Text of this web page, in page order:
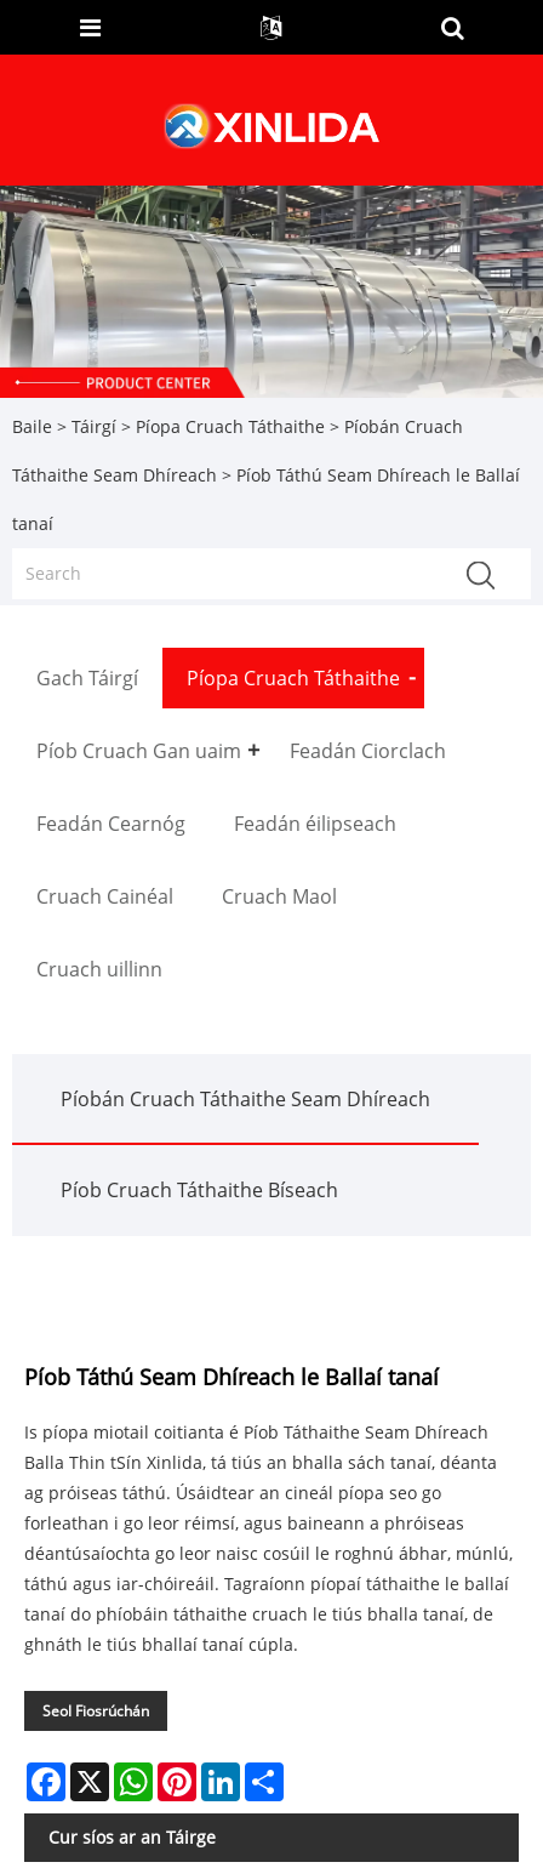
Baile > Táirgí > Píopa Cruach Táthaithe > Píobán Cruach
Táthaithe Seam Dhíreach > Píob Táthú Seam Dhíreach le Ballaí
tanaí
Gach Táirgí Píopa Cruach Táthaithe
Píob Cruach Gan uaim Feadán Ciorclach
Feadán Cearnóg Feadán éilipseach
Cruach Cainéal Cruach Maol
Cruach uillinn
Píobán Cruach Táthaithe Seam Dhíreach
Píob Cruach Táthaithe Bíseach
Píob Táthú Seam Dhíreach le Ballaí tanaí
Is píopa miotail coitianta é Píob Táthaithe Seam Dhíreach
Balla Thin tSín Xinlida, tá tiús an bhalla sách tanaí, déanta
ag próiseas táthú. Úsáidtear an cineál píopa seo go
forleathan i go leor réimsí, agus baineann a phróiseas
déantúsaíochta go leor naisc cosúil le roghnú ábhar, múnlú,
táthú agus iar-chóireáil. Tagraíonn píopaí táthaithe le ballaí
tanaí do phíobáin táthaithe cruach le tiús bhalla tanaí, de
ghnáth le tiús bhallaí tanaí cúpla.
Seol Fiosrúchán
Facebook
X WhatsAppPinterestLinkedIn
Cur síos ar an Táirge